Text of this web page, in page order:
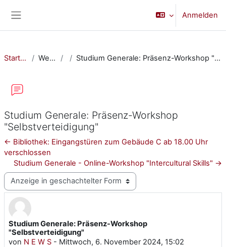
Anmelden
Startseite Website Studium Generale: Präsenz-Workshop "Selbstverteidigung"
Studium Generale: Präsenz-Workshop
"Selbstverteidigung"
← Bibliothek: Eingangstüren zum Gebäude C ab 18.00 Uhr
verschlossen
Studium Generale - Online-Workshop "Intercultural Skills" →
Anzeigemodus
Studium Generale: Präsenz-Workshop
"Selbstverteidigung"
von N E W S - Mittwoch, 6. November 2024, 15:02
Anzahl Antworten: 0